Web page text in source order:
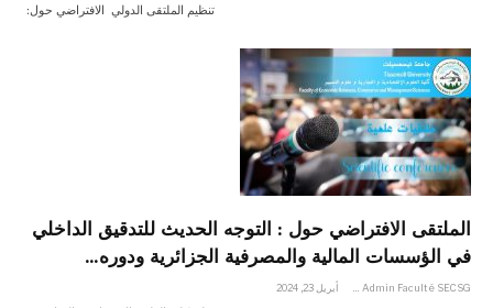
تنظيم الملتقى الدولي الافتراضي حول:
الملتقى الافتراضي حول : التوجه الحديث للتدقيق الداخلي
في الؤسسات المالية والمصرفية الجزائرية ودوره…
Admin Faculté SECSG أبريل 23, 2024